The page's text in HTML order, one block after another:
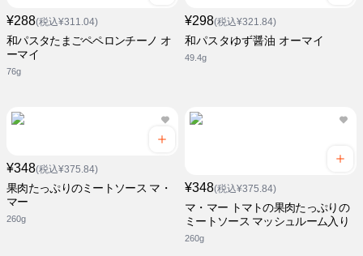
¥288(税込¥311.04)
和パスタたまごペペロンチーノ オ
ーマイ
76g
¥298(税込¥321.84)
和パスタゆず醤油 オーマイ
49.4g
¥348(税込¥375.84)
果肉たっぷりのミートソース マ・
マー
260g
¥348(税込¥375.84)
マ・マー トマトの果肉たっぷりの
ミートソース マッシュルーム入り
260g